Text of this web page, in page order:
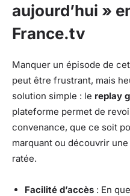
aujourd’hui »
France.tv
Manquer un épisode de
peut être frustrant, mais
solution simple : le replay
plateforme permet de
convenance, que ce soit
marquant ou découvrir
ratée.
Facilité d’accès : En